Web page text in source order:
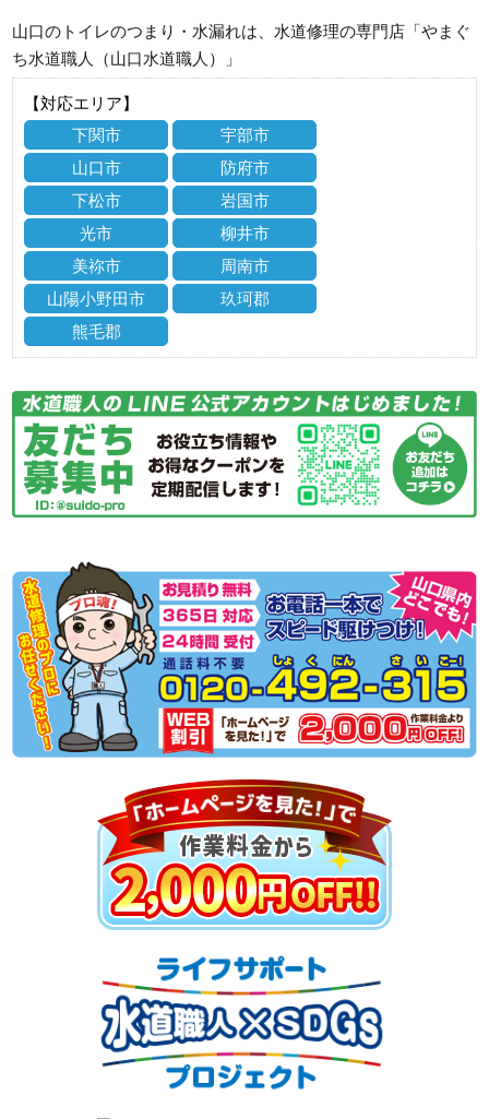
山口のトイレのつまり・水漏れは、水道修理の専門店「やまぐ
ち水道職人（山口水道職人）」
【対応エリア】
下関市
宇部市
山口市
防府市
下松市
岩国市
光市
柳井市
美祢市
周南市
山陽小野田市
玖珂郡
熊毛郡